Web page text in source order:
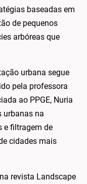
baseadas em
de pequenos
arbóreas que
urbana segue
pela professora
ao PPGE, Nuria
urbanas na
e filtragem de
cidades mais
revista Landscape